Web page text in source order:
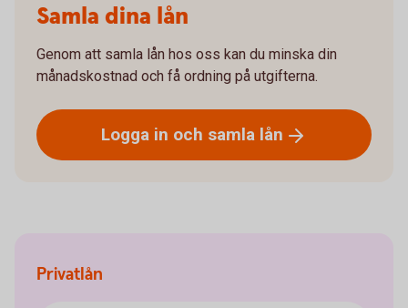
Samla dina lån
Genom att samla lån hos oss kan du minska din
månadskostnad och få ordning på utgifterna.
Logga in och samla lån
Privatlån